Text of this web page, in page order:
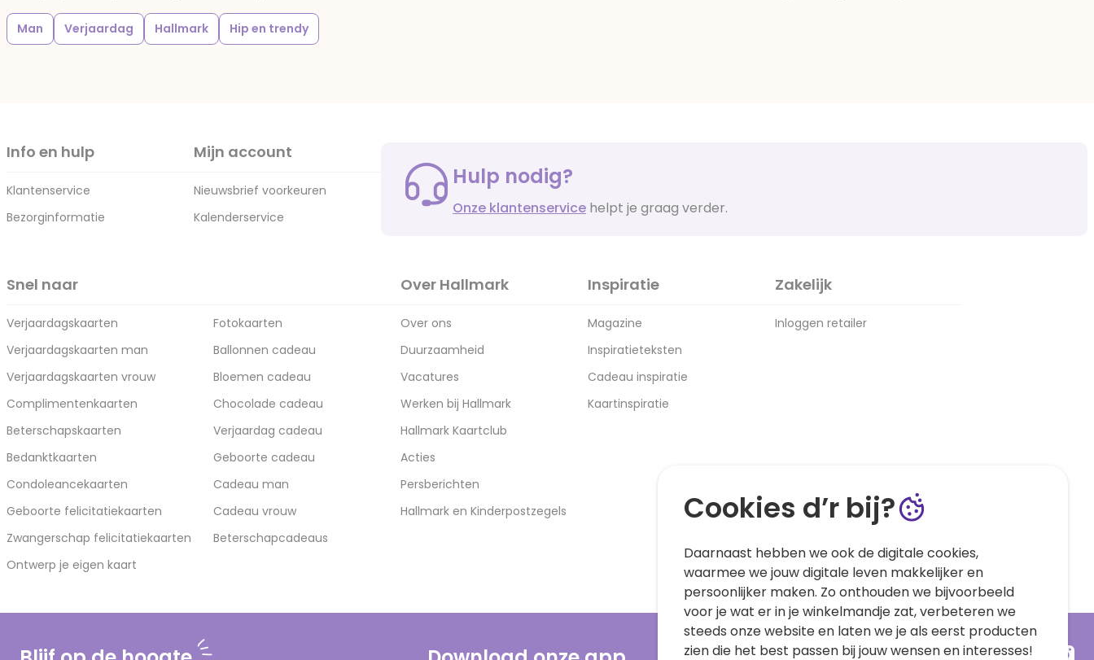
Man Verjaardag Hallmark Hip en trendy
Info en hulp
Klantenservice
Bezorginformatie
Mijn account
Nieuwsbrief voorkeuren
Kalenderservice
Hulp nodig?
Onze klantenservice helpt je graag verder.
Snel naar
Verjaardagskaarten
Verjaardagskaarten man
Verjaardagskaarten vrouw
Complimentenkaarten
Beterschapskaarten
Bedanktkaarten
Condoleancekaarten
Geboorte felicitatiekaarten
Zwangerschap felicitatiekaarten
Ontwerp je eigen kaart
Fotokaarten
Ballonnen cadeau
Bloemen cadeau
Chocolade cadeau
Verjaardag cadeau
Geboorte cadeau
Cadeau man
Cadeau vrouw
Beterschapcadeaus
Over Hallmark
Over ons
Duurzaamheid
Vacatures
Werken bij Hallmark
Hallmark Kaartclub
Acties
Persberichten
Hallmark en Kinderpostzegels
Inspiratie
Magazine
Inspiratieteksten
Cadeau inspiratie
Kaartinspiratie
Zakelijk
Inloggen retailer
Cookies d’r bij?
Daarnaast hebben we ook de digitale cookies,
waarmee we jouw digitale leven makkelijker en
persoonlijker maken. Zo onthouden we bijvoorbeeld
voor je wat er in je winkelmandje zat, verbeteren we
steeds onze website en laten we je als eerst producten
zien die het best passen bij jouw wensen en interesses!